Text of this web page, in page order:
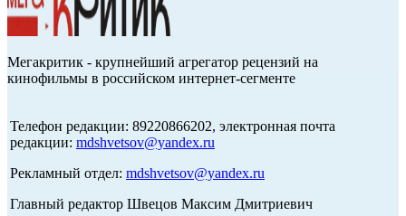
Мегакритик - крупнейший агрегатор рецензий на
кинофильмы в российском интернет-сегменте
Телефон редакции: 89220866202, электронная почта
редакции: mdshvetsov@yandex.ru
Рекламный отдел: mdshvetsov@yandex.ru
Главный редактор Швецов Максим Дмитриевич